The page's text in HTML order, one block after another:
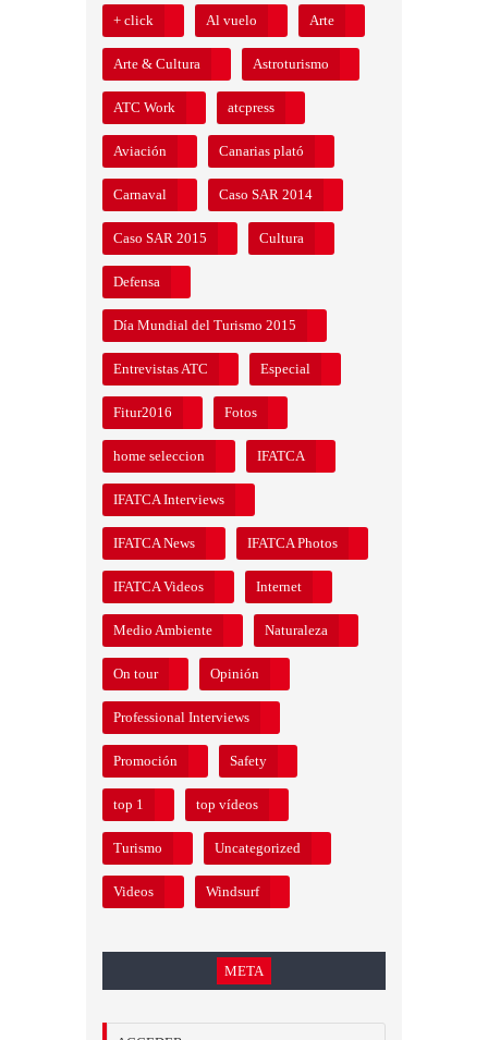
+ click Al vuelo Arte
Arte & Cultura Astroturismo
ATC Work atcpress
Aviación Canarias plató
Carnaval Caso SAR 2014
Caso SAR 2015 Cultura
Defensa
Día Mundial del Turismo 2015
Entrevistas ATC Especial
Fitur2016 Fotos
home seleccion IFATCA
IFATCA Interviews
IFATCA News IFATCA Photos
IFATCA Videos Internet
Medio Ambiente Naturaleza
On tour Opinión
Professional Interviews
Promoción Safety
top 1 top vídeos
Turismo Uncategorized
Videos Windsurf
META